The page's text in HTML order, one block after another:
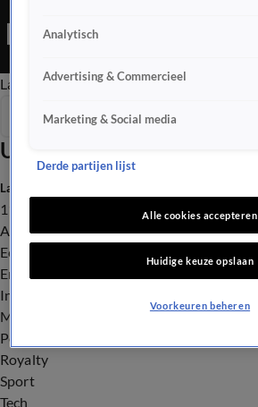
Editie is een Nieuws programma
Late EditieOchtend EditieVroege Editie
Uitzendingen
Seizoen 2026
Laatste nieuws
112
Advies & Tips
Economie
Entertainment
Infrastructuur
Milieu en Gezondheid
Politiek
Royalty
Sport
Tech
Analytisch
Advertising & Commercieel
Marketing & Social media
Derde partijen lijst
Alle cookies accepteren
Huidige keuze opslaan
Voorkeuren beheren